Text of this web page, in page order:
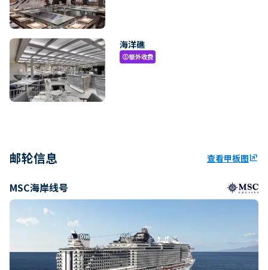
海洋礁
paid额外收费
邮轮信息 查看甲板图ungroup
MSC海岸线号